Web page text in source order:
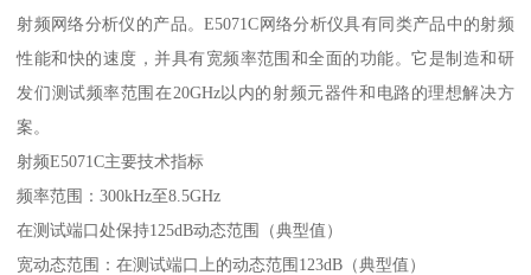
射频网络分析仪的产品。E5071C网络分析仪具有同类产品中的射频
性能和快的速度，并具有宽频率范围和全面的功能。它是制造和研
发们测试频率范围在20GHz以内的射频元器件和电路的理想解决方
案。
射频E5071C主要技术指标
频率范围：300kHz至8.5GHz
在测试端口处保持125dB动态范围（典型值）
宽动态范围：在测试端口上的动态范围123dB（典型值）